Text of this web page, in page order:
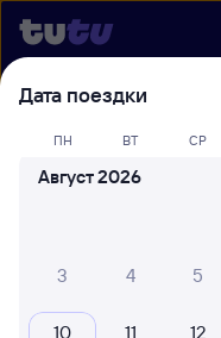
Выберите
билеты
Баскунчак
Куда
Дата поездки
ПН ВТ СР
Август 2026
3 4 5
10 11 12